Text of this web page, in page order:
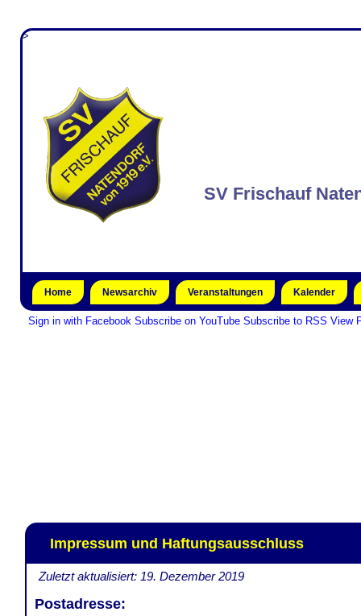
>
SV Frischauf
Home Newsarchiv Veranstaltungen Kalender
Sign in with Facebook Subscribe on YouTube Subscribe to RSS View
Impressum und Haftungsausschluss
Zuletzt aktualisiert: 19. Dezember 2019
Postadresse: